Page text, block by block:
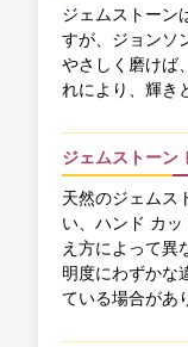
ジェムストーン
すが、ジョンソ
やさしく磨けば
れにより、輝き
ジェムストーン
天然のジェムス
い、ハンド カ
え方によって異
明度にわずかな
ている場合があ